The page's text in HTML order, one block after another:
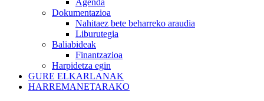
Agenda
Dokumentazioa
Nahitaez bete beharreko araudia
Liburutegia
Baliabideak
Finantzazioa
Harpidetza egin
GURE ELKARLANAK
HARREMANETARAKO